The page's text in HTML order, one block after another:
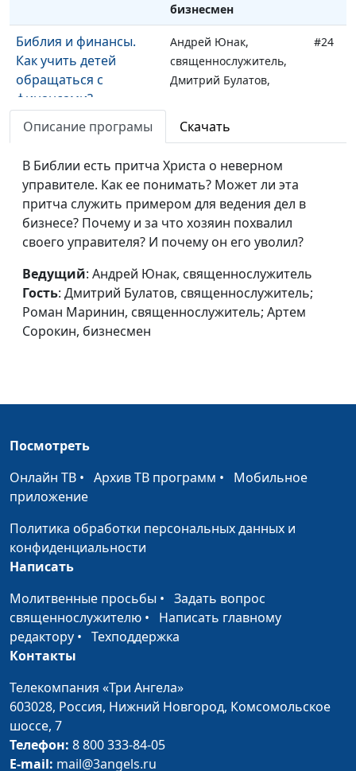
бизнесмен
Библия и финансы.
Как учить детей
обращаться с
финансами?
Андрей Юнак,
священнослужитель,
Дмитрий Булатов,
бизнесмен
#24
Библия и финансы.
Как планировать
семейный бюджет?
Андрей Юнак,
священнослужитель,
Дмитрий Булатов,
Роман Маринин,
священнослужитель;
Артем Сорокин,
священнослужитель;
Артем Сорокин,
Библия и финансы.
Кого считать
Андрей Юнак,
священнослужитель;
Роман Маринин,
священнослужитель;
Библия и финансы.
Роскошь: зачем она
нам?
Андрей Юнак,
#20
Описание програмы Скачать
В Библии есть притча Христа о неверном
управителе. Как ее понимать? Может ли эта
притча служить примером для ведения дел в
бизнесе? Почему и за что хозяин похвалил
своего управителя? И почему он его уволил?
Ведущий: Андрей Юнак, священнослужитель
Гость: Дмитрий Булатов, священнослужитель;
Роман Маринин, священнослужитель; Артем
Сорокин, бизнесмен
Посмотреть
Онлайн ТВ • Архив ТВ программ • Мобильное
приложение
Политика обработки персональных данных и
конфиденциальности
Написать
Молитвенные просьбы • Задать вопрос
священнослужителю • Написать главному
редактору • Техподдержка
Контакты
Телекомпания «Три Ангела»
603028, Россия, Нижний Новгород, Комсомольское
шоссе, 7
Телефон: 8 800 333-84-05
E-mail: mail@3angels.ru